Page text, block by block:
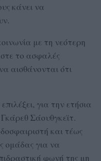
κάνει να
με τη νεότερη
το ασφαλές
αισθάνονται ότι
για την ετήσια
Σάουθγκεϊτ.
και τέως
ομάδας για να
φωνή της μη